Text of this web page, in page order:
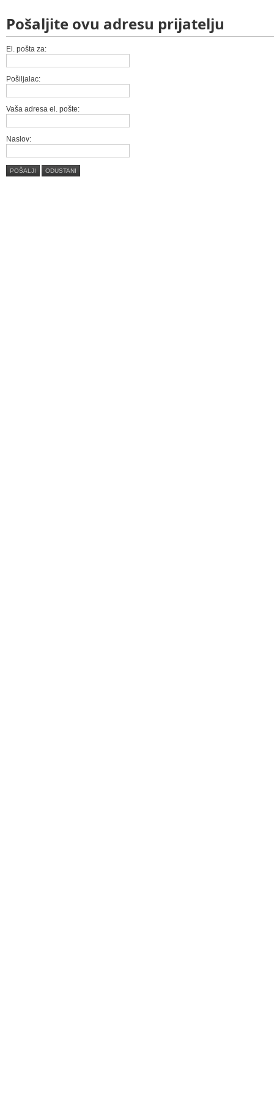
Pošaljite ovu adresu prijatelju
El. pošta za:
Pošiljalac:
Vaša adresa el. pošte:
Naslov:
POŠALJI ODUSTANI